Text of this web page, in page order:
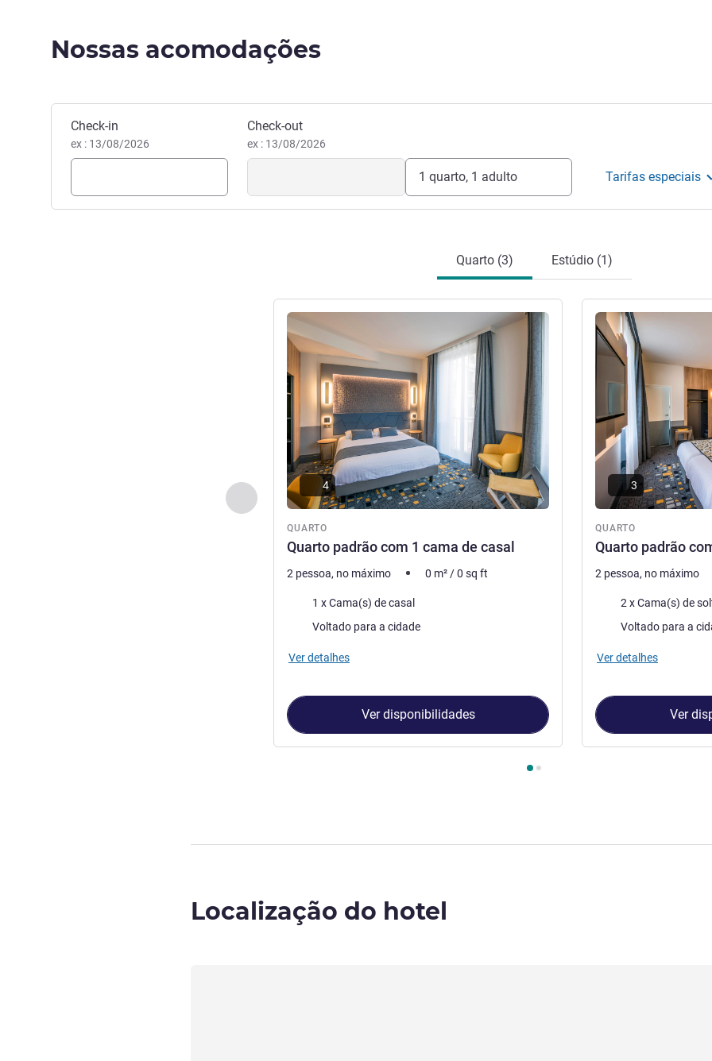
Nossas acomodações
Reservar este hotel
Check-in
ex : 13/08/2026
Check-out
ex : 13/08/2026
1 quarto, 1 adulto Tarifas especiais
Quarto (3) Estúdio (1)
Anterior - Quarto
QUARTO
Quarto padrão com 1 cama de casal
Ver detalhes
4
2 pessoa, no máximo 0 m² /0 sq ft
Roupa de cama
1 x Cama(s) de casal
Vistas:Voltado para a cidade
Ver detalhes
Ver disponibilidades
QUARTO
Quarto padrão
Ver detalhes
3
2 pessoa, no máximo
Roupa de cama
2 x Cama(s) de
Vistas:Voltado para a
Ver detalhes
Ver
Localização do hotel